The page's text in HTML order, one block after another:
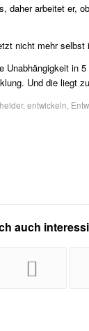
daher arbeitet er,
nicht mehr
Unabhängigkeit in
Und die liegt
, entwickeln
auch